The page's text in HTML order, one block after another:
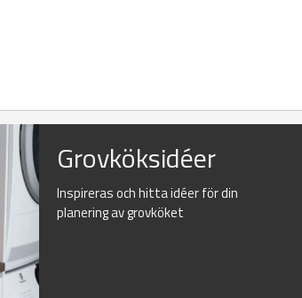
Grovköksidéer
Inspireras och hitta idéer för din
planering av grovköket